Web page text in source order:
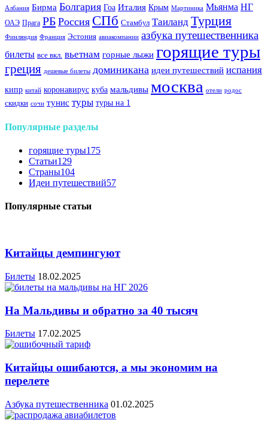
Албания Бирма Болгария Гоа Италия Крым Мартиника Мьянма НГ
ОАЭ Прага РБ Россия СПб Стамбул Таиланд Турция
Финляндия Франция Эстония авиакомпании азбука путешественника
билеты все вкл. вьетнам горные лыжи горящие туры
греция дешевые билеты доминикана идеи путешествий испания
кипр китай коронавирус куба мальдивы москва отели родос
скидки сочи тунис туры туры на 1
Популярные разделы
горящие туры175
Статьи129
Страны104
Идеи путешествий57
Популярные статьи
Китайцы демпингуют
Билеты 18.02.2025
На Мальдивы и обратно за 40 тысяч
Билеты 17.02.2025
Китайцы ошибаются, а мы экономим на
перелете
Азбука путешественника 01.02.2025